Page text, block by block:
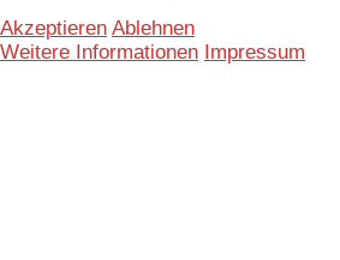
Akzeptieren Ablehnen
Weitere Informationen Impressum